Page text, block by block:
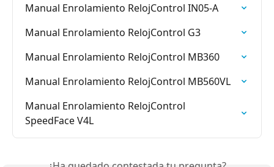
Manual Enrolamiento RelojControl IN05-A
Manual Enrolamiento RelojControl G3
Manual Enrolamiento RelojControl MB360
Manual Enrolamiento RelojControl MB560VL
Manual Enrolamiento RelojControl
SpeedFace V4L